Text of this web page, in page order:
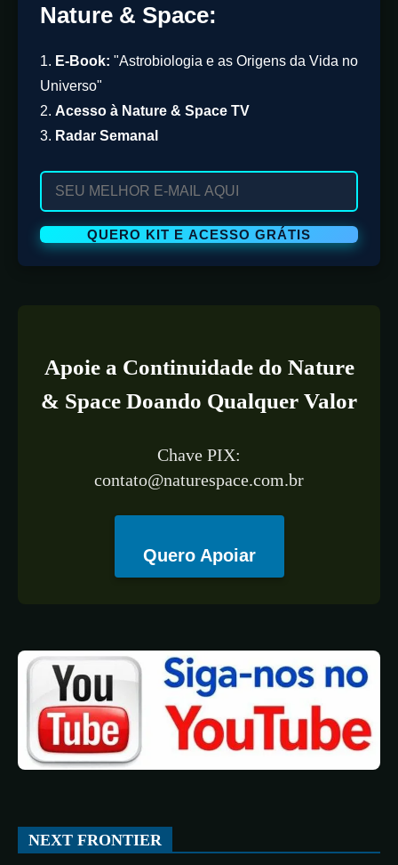
Nature & Space:
1. E-Book: "Astrobiologia e as Origens da Vida no
Universo"
2. Acesso à Nature & Space TV
3. Radar Semanal
Apoie a Continuidade do Nature
& Space Doando Qualquer Valor
Chave PIX:
contato@naturespace.com.br
Quero Apoiar
NEXT FRONTIER